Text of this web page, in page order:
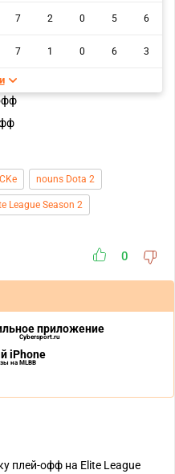
7 2 0 5 6
7 1 0 6 3
nouns Dota 2
League Season 2
0
приложение
Cybersport.ru
iPhone
на MLBB
плей-офф на Elite League